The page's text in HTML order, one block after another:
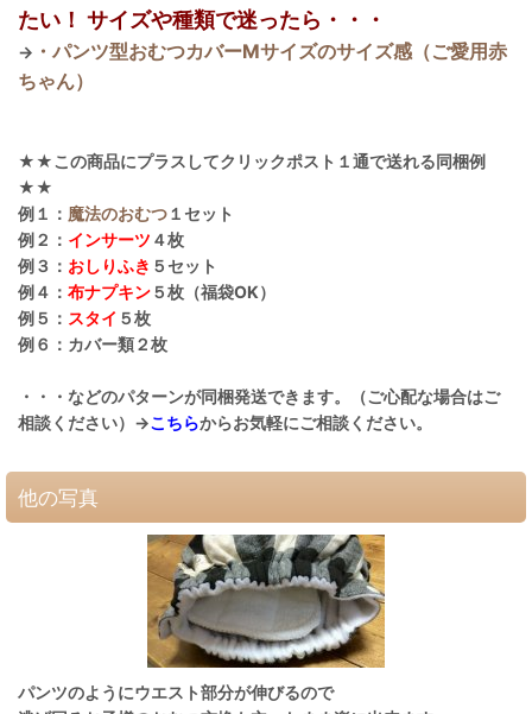
たい！ サイズや種類で迷ったら・・・
→ ・パンツ型おむつカバーMサイズのサイズ感（ご愛用赤
ちゃん）
★★この商品にプラスしてクリックポスト１通で送れる同梱例
★★
例１： 魔法のおむつ１セット
例２： インサーツ ４枚
例３： おしりふき ５セット
例４： 布ナプキン５枚（福袋OK）
例５： スタイ ５枚
例６：カバー類２枚
・・・などのパターンが同梱発送できます。（ご心配な場合はご
相談ください）→こちらからお気軽にご相談ください。
他の写真
パンツのようにウエスト部分が伸びるので